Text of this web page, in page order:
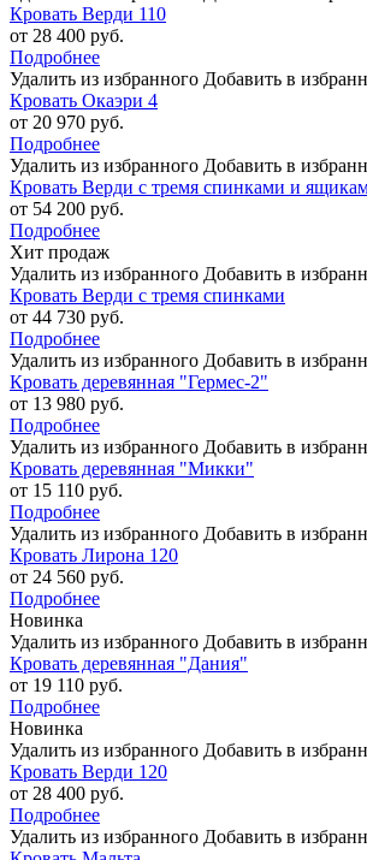
Кровать Верди 110
от 28 400 руб.
Подробнее
Удалить из избранного Добавить в
Кровать Окаэри 4
от 20 970 руб.
Подробнее
Удалить из избранного Добавить в
Кровать Верди с тремя спинками и
от 54 200 руб.
Подробнее
Хит продаж
Удалить из избранного Добавить в
Кровать Верди с тремя спинками
от 44 730 руб.
Подробнее
Удалить из избранного Добавить в
Кровать деревянная "Гермес-2"
от 13 980 руб.
Подробнее
Удалить из избранного Добавить в
Кровать деревянная "Микки"
от 15 110 руб.
Подробнее
Удалить из избранного Добавить в
Кровать Лирона 120
от 24 560 руб.
Подробнее
Новинка
Удалить из избранного Добавить в
Кровать деревянная "Дания"
от 19 110 руб.
Подробнее
Новинка
Удалить из избранного Добавить в
Кровать Верди 120
от 28 400 руб.
Подробнее
Удалить из избранного Добавить в